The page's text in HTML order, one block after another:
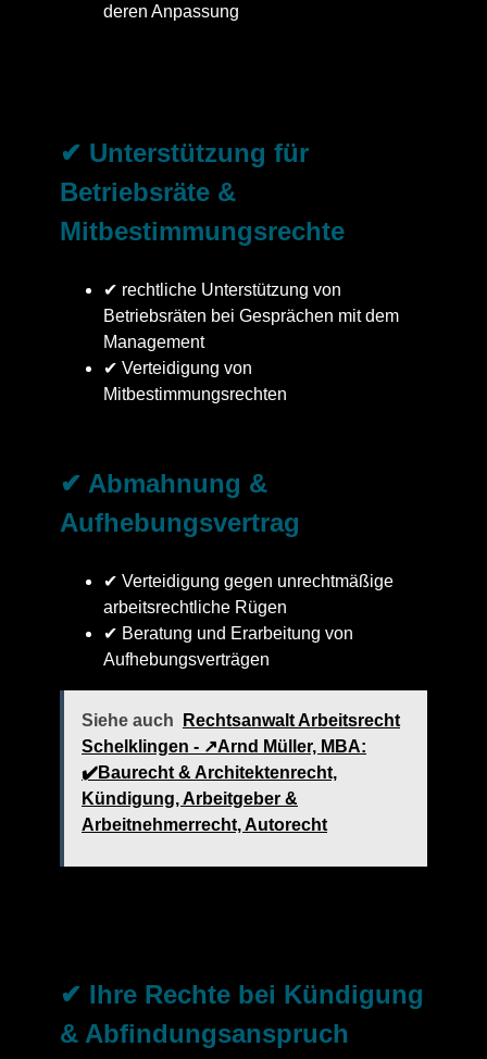
deren Anpassung
✔ Unterstützung für
Betriebsräte &
Mitbestimmungsrechte
✔ rechtliche Unterstützung von
Betriebsräten bei Gesprächen mit dem
Management
✔ Verteidigung von
Mitbestimmungsrechten
✔ Abmahnung &
Aufhebungsvertrag
✔ Verteidigung gegen unrechtmäßige
arbeitsrechtliche Rügen
✔ Beratung und Erarbeitung von
Aufhebungsverträgen
Siehe auch
Rechtsanwalt Arbeitsrecht
Schelklingen - ↗️Arnd Müller, MBA:
✔️Baurecht & Architektenrecht,
Kündigung, Arbeitgeber &
Arbeitnehmerrecht, Autorecht
✔ Ihre Rechte bei Kündigung
& Abfindungsanspruch